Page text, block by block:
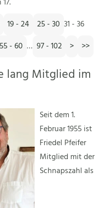
19 - 24 25 - 30 31 - 36
55 - 60 … 97 - 102 > >>
lang Mitglied im
Seit dem 1.
Februar 1955 ist
Friedel Pfeifer
Mitglied mit der
Schnapszahl als